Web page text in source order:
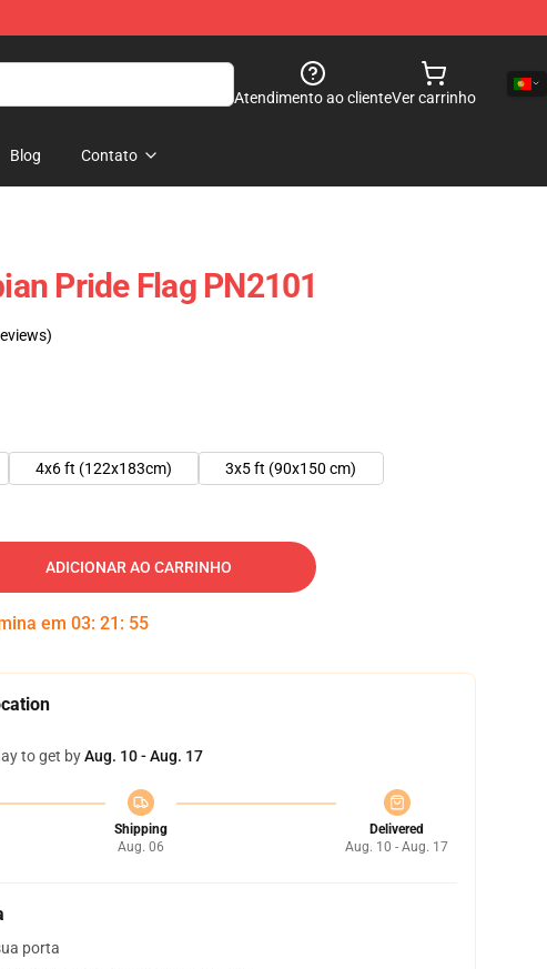
Atendimento ao clienteVer carrinho
Blog Contato
Pride Flag PN2101
4x6 ft (122x183cm)
3x5 ft (90x150 cm)
ADICIONAR AO CARRINHO
em 03: 21 : 54
to get byAug. 10 - Aug. 17
Shipping
Aug. 06
Delivered
Aug. 10 - Aug. 17
porta